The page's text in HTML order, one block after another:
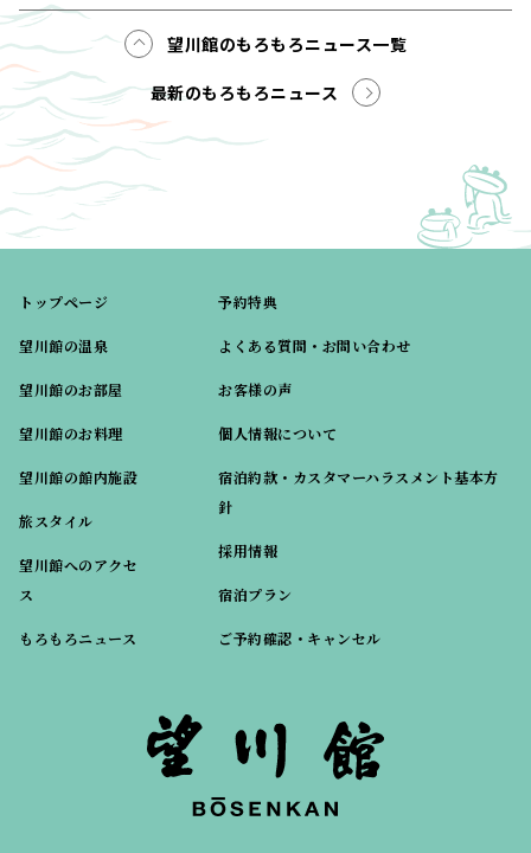
望川館のもろもろニュース一覧
最新のもろもろニュース
トップページ
望川館の温泉
望川館のお部屋
望川館のお料理
望川館の館内施設
旅スタイル
望川館へのアクセ
ス
もろもろニュース
予約特典
よくある質問・お問い合わせ
お客様の声
個人情報について
宿泊約款・カスタマーハラスメント基本方
針
採用情報
宿泊プラン
ご予約確認・キャンセル